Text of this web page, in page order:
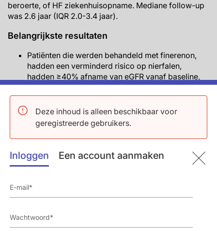
Deze inhoud is alleen beschikbaar voor
geregistreerde gebruikers.
Inloggen Een account aanmaken
beroerte, of HF ziekenhuisopname. Mediane follow-up
was 2.6 jaar (IQR 2.0-3.4 jaar).
Belangrijkste resultaten
Patiënten die werden behandeld met finerenon,
hadden een verminderd risico op nierfalen,
hadden ≥40% afname van eGFR vanaf baseline,
of niersterfte vergeleken met patiënten die
placebo kregen (HR=0.82, 95% CI: 0.73-0.93,
P=0.0014).
Finerenone verminderde ook het risico op CV
sterfte, niet-fatale MI, niet-fatale beroerte of HF
ziekenhuisopname vergeleken met placebo
(HR=0,83, 95% BI: 0,75-0,99; P=0.034), ongeacht
een geschiedenis van CVD (met CVD: HR 0.85,
CI: 0.68-1.08, Pinteractie=0.85).
sterfte, ziekenhuisopname voor HF, of non-fatale
MI, vergeleken met diegenen behandeld met een